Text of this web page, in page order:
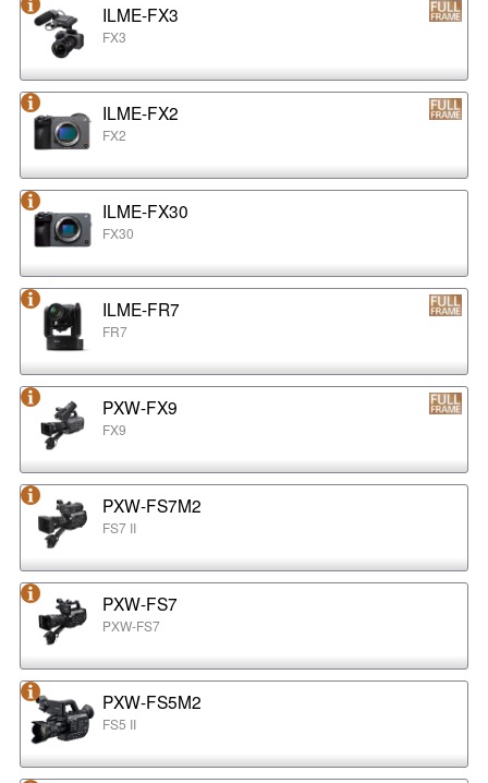
ILME-FX3
FX3
ILME-FX2
FX2
ILME-FX30
FX30
ILME-FR7
FR7
PXW-FX9
FX9
PXW-FS7M2
FS7 II
PXW-FS7
PXW-FS7
PXW-FS5M2
FS5 II